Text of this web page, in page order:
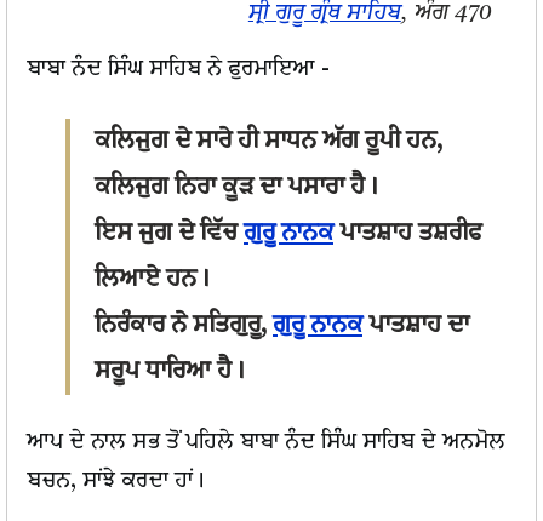
ਸ੍ਰੀ ਗੁਰੂ ਗ੍ਰੰਥ ਸਾਹਿਬ, ਅੰਗ 470
ਬਾਬਾ ਨੰਦ ਸਿੰਘ ਸਾਹਿਬ ਨੇ ਫੁਰਮਾਇਆ -
ਕਲਿਜੁਗ ਦੇ ਸਾਰੇ ਹੀ ਸਾਧਨ ਅੱਗ ਰੂਪੀ ਹਨ,
ਕਲਿਜੁਗ ਨਿਰਾ ਕੂੜ ਦਾ ਪਸਾਰਾ ਹੈ।
ਇਸ ਜੁਗ ਦੇ ਵਿੱਚਗੁਰੂ ਨਾਨਕਪਾਤਸ਼ਾਹ ਤਸ਼ਰੀਫ
ਲਿਆਏ ਹਨ।
ਨਿਰੰਕਾਰ ਨੇ ਸਤਿਗੁਰੂ,ਗੁਰੂ ਨਾਨਕਪਾਤਸ਼ਾਹ ਦਾ
ਸਰੂਪ ਧਾਰਿਆ ਹੈ।
ਆਪ ਦੇ ਨਾਲ ਸਭ ਤੋਂ ਪਹਿਲੇ ਬਾਬਾ ਨੰਦ ਸਿੰਘ ਸਾਹਿਬ ਦੇ ਅਨਮੋਲ
ਬਚਨ, ਸਾਂਝੇ ਕਰਦਾ ਹਾਂ।